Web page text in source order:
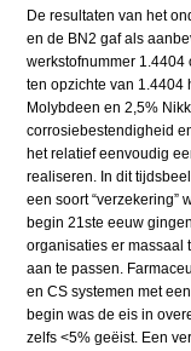
De resultaten van het
en de BN2 gaf als
werkstofnummer 1.4404
ten opzichte van 1.4404
Molybdeen en 2,5%
corrosiebestendigheid
het relatief eenvoudig
realiseren. In dit
een soort “verzekering”
begin 21ste eeuw
organisaties er massaal
aan te passen.
en CS systemen met
begin was de eis in
zelfs <5% geëist. Een